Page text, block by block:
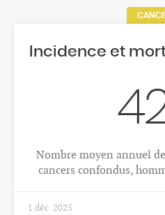
Incidence et
Nombre moyen annuel
cancers confondus,
1 déc. 2025